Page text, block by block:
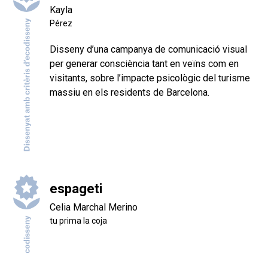
Kayla
Pérez
Disseny d’una campanya de comunicació visual
per generar consciència tant en veïns com en
visitants, sobre l’impacte psicològic del turisme
massiu en els residents de Barcelona.
espageti
Celia Marchal Merino
tu prima la coja